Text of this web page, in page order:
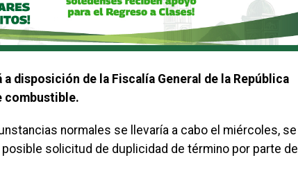
a disposición de la Fiscalía General de la República
combustible.
normales se llevaría a cabo el miércoles, se
solicitud de duplicidad de término por parte de